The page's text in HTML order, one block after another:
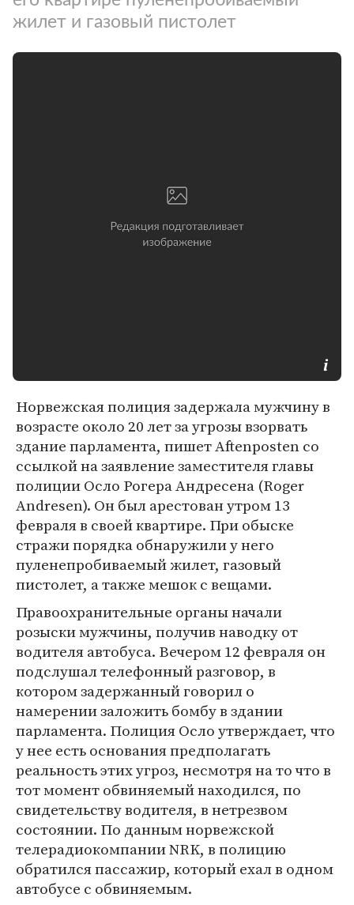
жилет и газовый пистолет
Норвежская полиция задержала мужчину в
возрасте около 20 лет за угрозы взорвать
здание парламента, пишет Aftenposten со
ссылкой на заявление заместителя главы
полиции Осло Рогера Андресена (Roger
Andresen). Он был арестован утром 13
февраля в своей квартире. При обыске
стражи порядка обнаружили у него
пуленепробиваемый жилет, газовый
пистолет, а также мешок с вещами.
Правоохранительные органы начали
розыски мужчины, получив наводку от
водителя автобуса. Вечером 12 февраля он
подслушал телефонный разговор, в
котором задержанный говорил о
намерении заложить бомбу в здании
парламента. Полиция Осло утверждает, что
у нее есть основания предполагать
реальность этих угроз, несмотря на то что в
тот момент обвиняемый находился, по
свидетельству водителя, в нетрезвом
состоянии. По данным норвежской
телерадиокомпании NRK, в полицию
обратился пассажир, который ехал в одном
автобусе с обвиняемым.